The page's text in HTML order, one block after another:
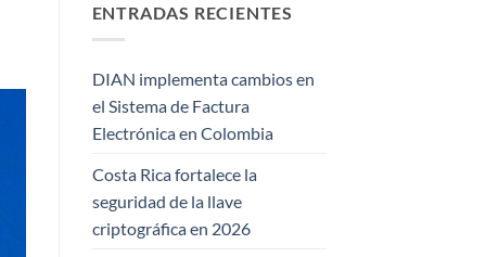
ENTRADAS RECIENTES
DIAN implementa cambios en
el Sistema de Factura
Electrónica en Colombia
Costa Rica fortalece la
seguridad de la llave
criptográfica en 2026